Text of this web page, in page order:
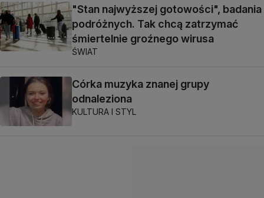
"Stan najwyższej gotowości", badania
podróżnych. Tak chcą zatrzymać
śmiertelnie groźnego wirusa
ŚWIAT
Córka muzyka znanej grupy
odnaleziona
KULTURA I STYL